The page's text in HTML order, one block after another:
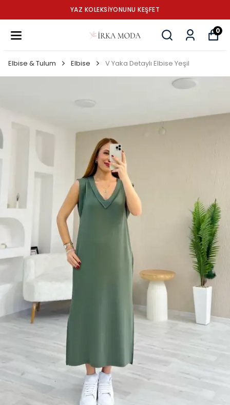
YAZ KOLEKSİYONUNU KEŞFET
0
Elbise & Tulum Elbise V Yaka Detaylı Elbise Yeşil